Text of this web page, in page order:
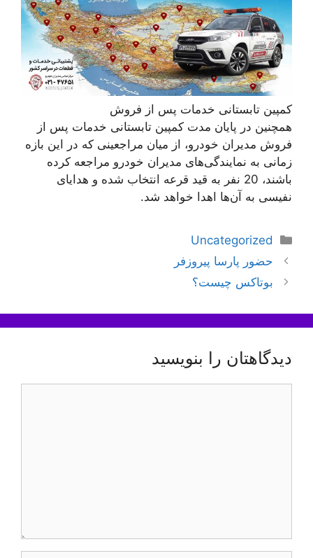
کمپین تابستانی خدمات پس از فروش
همچنین در پایان مدت کمپین تابستانی خدمات پس از
فروش مدیران خودرو، از میان مراجعینی که در این بازه
زمانی به نمایندگی‌های مدیران خودرو مراجعه کرده
باشند، 20 نفر به قید قرعه انتخاب شده و هدایای
نفیسی به آن‌ها اهدا خواهد شد.
دسته‌ها
Uncategorized
ناوبری
نوشته‌ها
حضور پارسا پیروزفر
بوتاکس چیست؟
دیدگاهتان را بنویسید